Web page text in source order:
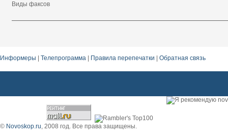
Виды факсов
Информеры Телепрограмма Правила перепечатки Обратная связь
© Novoskop.ru, 2008 год. Все права защищены.